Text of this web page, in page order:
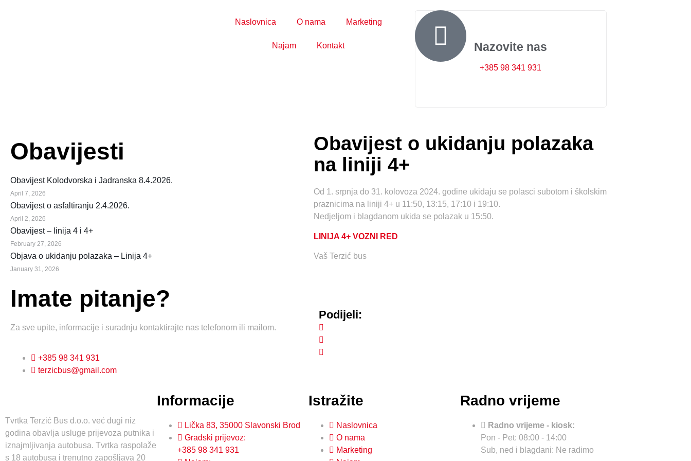
Naslovnica O nama Marketing
Najam Kontakt Nazovite nas
+385 98 341 931
Obavijesti
Obavijest Kolodvorska i Jadranska 8.4.2026.
April 7, 2026
Obavijest o asfaltiranju 2.4.2026.
April 2, 2026
Obavijest – linija 4 i 4+
February 27, 2026
Objava o ukidanju polazaka – Linija 4+
January 31, 2026
Imate pitanje?
Za sve upite, informacije i suradnju kontaktirajte nas telefonom ili mailom.
+385 98 341 931
terzicbus@gmail.com
Obavijest o ukidanju polazaka
na liniji 4+
Od 1. srpnja do 31. kolovoza 2024. godine ukidaju se polasci subotom i školskim
praznicima na liniji 4+ u 11:50, 13:15, 17:10 i 19:10.
Nedjeljom i blagdanom ukida se polazak u 15:50.
LINIJA 4+ VOZNI RED
Vaš Terzić bus
Podijeli:
Tvrtka Terzić Bus d.o.o. već dugi niz
godina obavlja usluge prijevoza putnika i
iznajmljivanja autobusa. Tvrtka raspolaže
s 18 autobusa i trenutno zapošljava 20
Informacije
Lička 83, 35000 Slavonski Brod
Gradski prijevoz:
+385 98 341 931
Istražite
Naslovnica
O nama
Marketing
Radno vrijeme
Radno vrijeme - kiosk:
Pon - Pet: 08:00 - 14:00
Sub, ned i blagdani: Ne radimo